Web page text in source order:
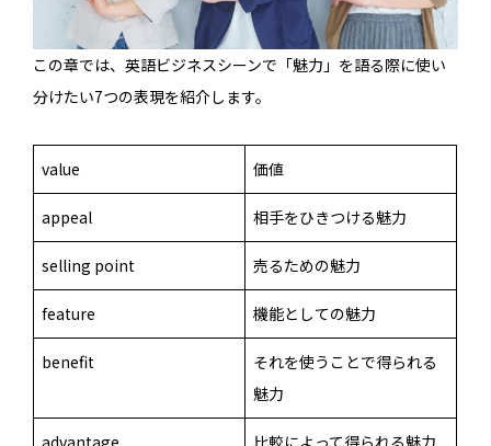
この章では、英語ビジネスシーンで「魅力」を語る際に使い
分けたい7つの表現を紹介します。
value 価値
appeal 相手をひきつける魅力
selling point 売るための魅力
feature 機能としての魅力
benefit
それを使うことで得られる
魅力
advantage 比較によって得られる魅力